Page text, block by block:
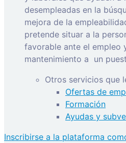
desempleadas en la
mejora de la
pretende situar a la
favorable ante el empleo
mantenimiento a un
Otros servicios que
Ofertas de
Formación
Ayudas y
Inscribirse a la plataforma